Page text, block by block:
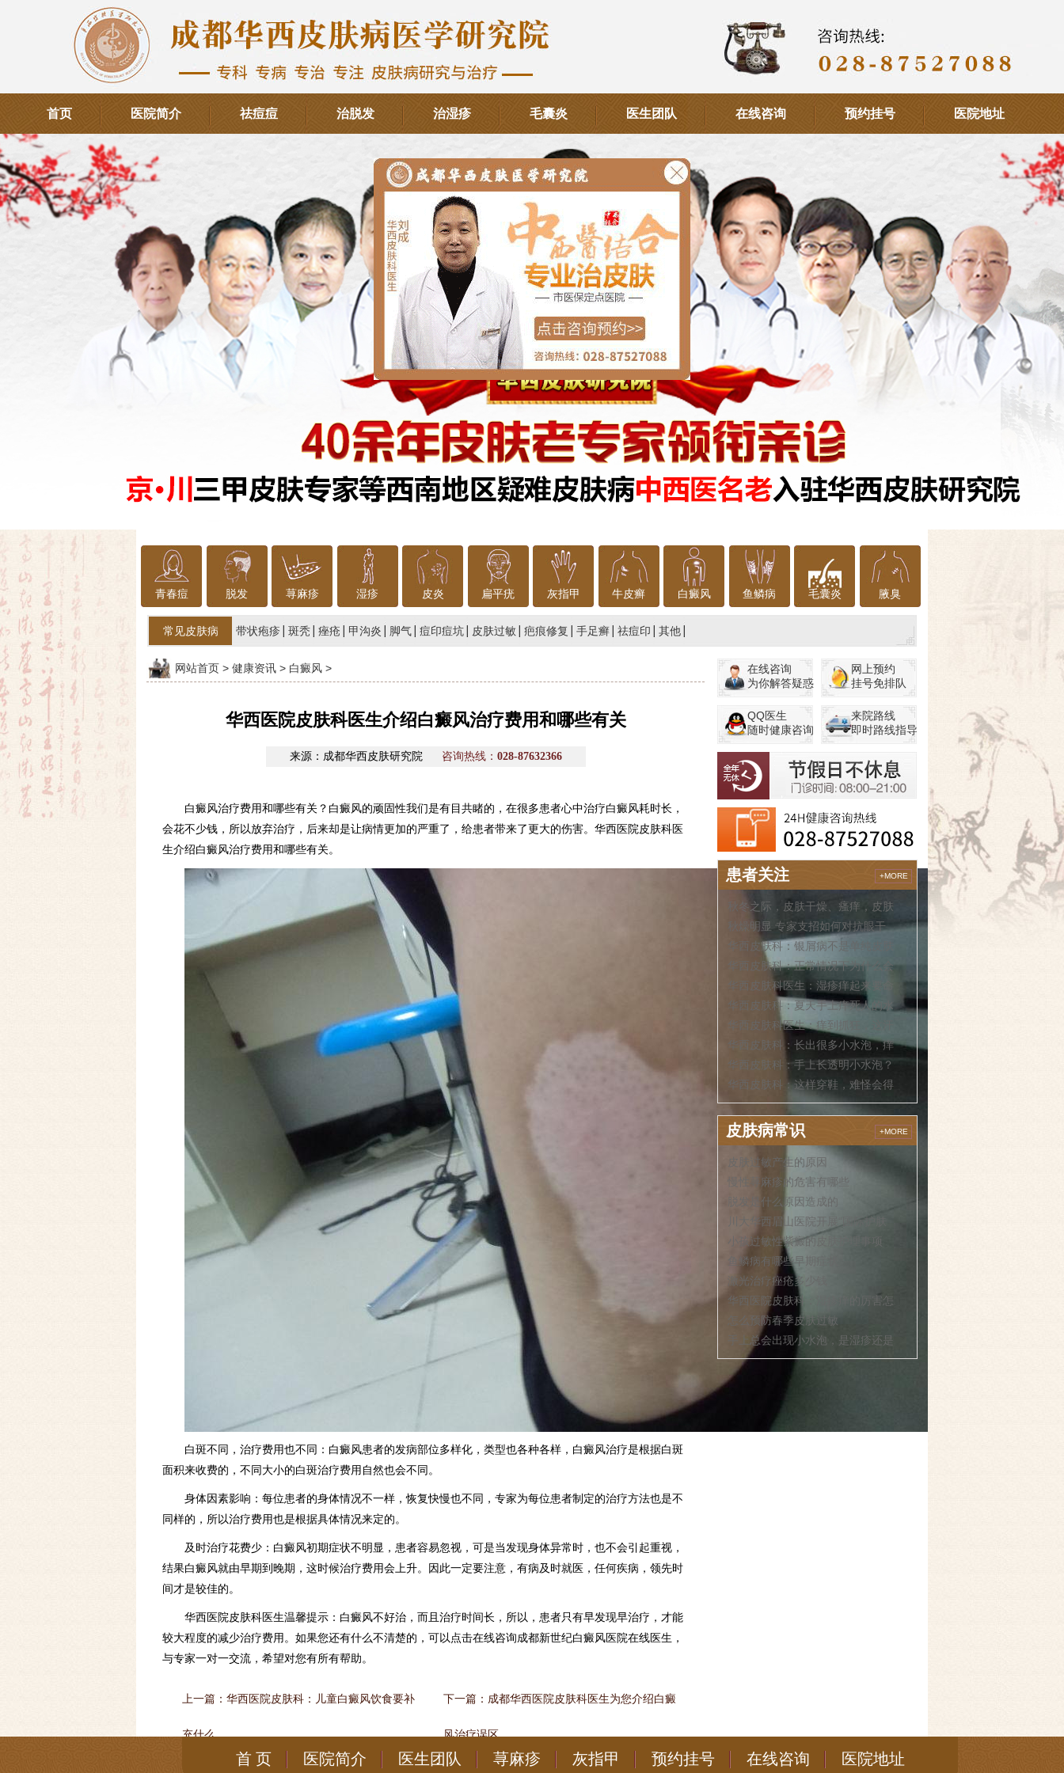
首页 医院简介 祛痘痘 治脱发 治湿疹 毛囊炎 医生团队 在线咨询 预约挂号 医院地址
青春痘 脱发 荨麻疹 湿疹 皮炎 扁平疣 灰指甲 牛皮癣 白癜风 鱼鳞病 毛囊炎 腋臭
常见皮肤病 带状疱疹 斑秃 痤疮 甲沟炎 脚气 痘印痘坑 皮肤过敏 疤痕修复 手足癣 祛痘印 其他
网站首页 > 健康资讯 > 白癜风 >
华西医院皮肤科医生介绍白癜风治疗费用和哪些有关
来源：成都华西皮肤研究院 咨询热线： 028-87632366
白癜风治疗费用和哪些有关？白癜风的顽固性我们是有目共睹的，在很多患者心中治疗白癜风耗时长，
会花不少钱，所以放弃治疗，后来却是让病情更加的严重了，给患者带来了更大的伤害。华西医院皮肤科医
生介绍白癜风治疗费用和哪些有关。
白斑不同，治疗费用也不同：白癜风患者的发病部位多样化，类型也各种各样，白癜风治疗是根据白斑
面积来收费的，不同大小的白斑治疗费用自然也会不同。
身体因素影响：每位患者的身体情况不一样，恢复快慢也不同，专家为每位患者制定的治疗方法也是不
同样的，所以治疗费用也是根据具体情况来定的。
及时治疗花费少：白癜风初期症状不明显，患者容易忽视，可是当发现身体异常时，也不会引起重视，
结果白癜风就由早期到晚期，这时候治疗费用会上升。因此一定要注意，有病及时就医，任何疾病，领先时
间才是较佳的。
华西医院皮肤科医生温馨提示：白癜风不好治，而且治疗时间长，所以，患者只有早发现早治疗，才能
较大程度的减少治疗费用。如果您还有什么不清楚的，可以点击在线咨询成都新世纪白癜风医院在线医生，
与专家一对一交流，希望对您有所有帮助。
上一篇： 华西医院皮肤科：儿童白癜风饮食要补
充什么
下一篇： 成都华西医院皮肤科医生为您介绍白癜
风治疗误区
在线咨询
为你解答疑惑
网上预约
挂号免排队
QQ医生
随时健康咨询
来院路线
即时路线指导
患者关注 +MORE
秋冬之际，皮肤干燥、瘙痒，皮肤
秋燥明显 专家支招如何对抗眼干
华西皮肤科：银屑病不是单纯皮肤
华西皮肤科：正常情况下为什么会
华西皮肤科医生：湿疹痒起来要命
华西皮肤科：夏天手上痒死人的水
华西皮肤科医生：痒到抓狂，这汗
华西皮肤科：长出很多小水泡，痒
华西皮肤科：手上长透明小水泡？
华西皮肤科：这样穿鞋，难怪会得
皮肤病常识 +MORE
皮肤过敏产生的原因
慢性荨麻疹的危害有哪些
脱发是什么原因造成的
川大华西眉山医院开展“国际护肤
小孩过敏性紫癜的皮肤护理事项
鱼鳞病有哪些早期症状
激光治疗痤疮多少钱
华西医院皮肤科：湿疹痒的厉害怎
怎么预防春季皮肤过敏
手上总会出现小水泡，是湿疹还是
首 页 医院简介 医生团队 荨麻疹 灰指甲 预约挂号 在线咨询 医院地址